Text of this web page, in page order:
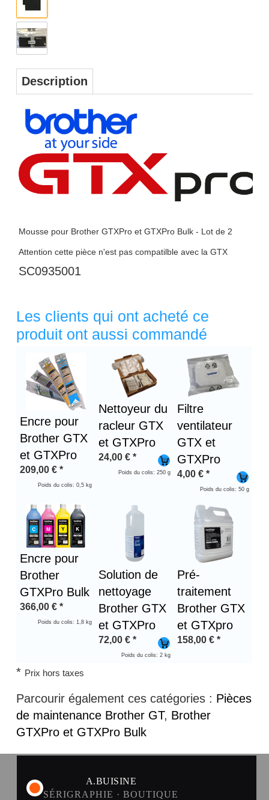
Description
Mousse pour Brother GTXPro et GTXPro Bulk - Lot de 2
Attention cette pièce n'est pas compatilble avec la GTX
SC0935001
Les clients qui ont acheté ce
produit ont aussi commandé
Titre 1
Encre pour
Brother GTX
et GTXPro
209,00 € *
Poids du colis: 0,5 kg
Nettoyeur du
racleur GTX
et GTXPro
24,00 € *
Poids du colis: 250 g
Filtre
ventilateur
GTX et
GTXPro
4,00 € *
Poids du colis: 50 g
Encre pour
Brother
GTXPro Bulk
366,00 € *
Poids du colis: 1,8 kg
Solution de
nettoyage
Brother GTX
et GTXPro
72,00 € *
Poids du colis: 2 kg
Pré-
traitement
Brother GTX
et GTXpro
158,00 € *
* Prix hors taxes
Parcourir également ces catégories : Pièces
de maintenance Brother GT, Brother
GTXPro et GTXPro Bulk
A.BUISINE
SÉRIGRAPHIE · BOUTIQUE